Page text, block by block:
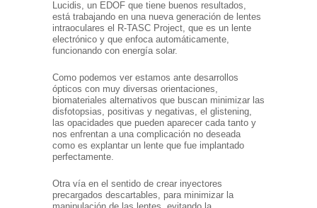
Lucidis, un EDOF que tiene buenos resultados,
está trabajando en una nueva generación de lentes
intraoculares el R-TASC Project, que es un lente
electrónico y que enfoca automáticamente,
funcionando con energía solar.
Como podemos ver estamos ante desarrollos
ópticos con muy diversas orientaciones,
biomateriales alternativos que buscan minimizar las
disfotopsias, positivas y negativas, el glistening,
las opacidades que pueden aparecer cada tanto y
nos enfrentan a una complicación no deseada
como es explantar un lente que fue implantado
perfectamente.
Otra vía en el sentido de crear inyectores
precargados descartables, para minimizar la